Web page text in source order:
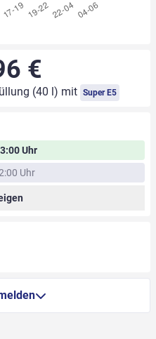
€
(40 l) mit Super E5
Uhr
Uhr